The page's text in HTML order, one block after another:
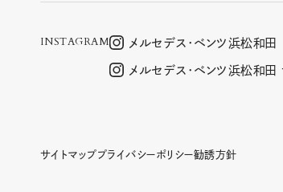
INSTAGRAM メルセデス･ベンツ浜松和田
メルセデス･ベンツ浜松和田
サイトマッププライバシーポリシー勧誘方針